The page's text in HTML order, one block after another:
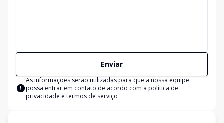
Enviar
As informações serão utilizadas para que a nossa equipe
possa entrar em contato de acordo com a política de
privacidade e termos de serviço